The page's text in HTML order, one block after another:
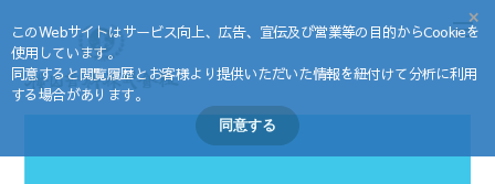
このWebサイトはサービス向上、広告、宣伝及び営業等の目的からCookieを
使用しています。
同意すると閲覧履歴とお客様より提供いただいた情報を紐付けて分析に利用
する場合があります。
同意する
×